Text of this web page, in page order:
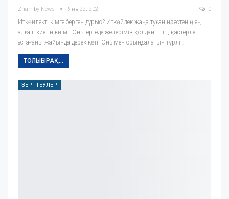
ZhambylNews Янв 22, 2021 0
Иткөйлекті кімге берген дұрыс? Иткөйлек жаңа туған нәрестенің ең
алғаш киетін киімі. Оны ертеде әжелеріміз қолдан тігіп, қастерлеп
ұстағаны жайында дерек көп. Онымен орындалатын түрлі…
ТОЛЫҒЫРАҚ...
ЗЕРТТЕУЛЕР